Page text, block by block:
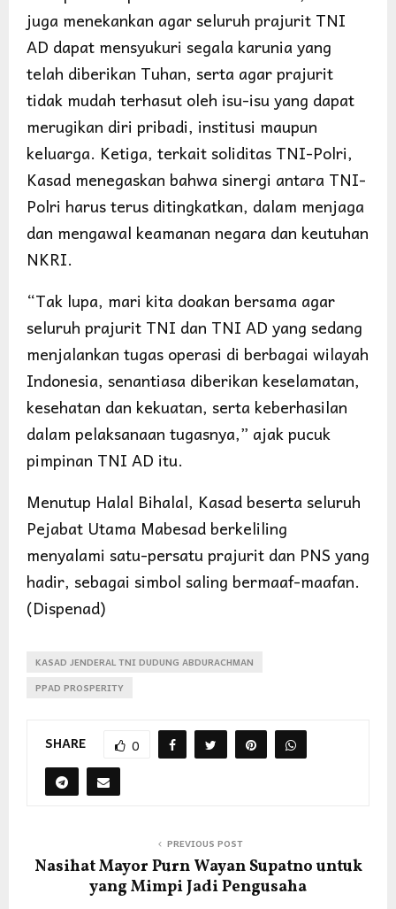
juga menekankan agar seluruh prajurit TNI
AD dapat mensyukuri segala karunia yang
telah diberikan Tuhan, serta agar prajurit
tidak mudah terhasut oleh isu-isu yang dapat
merugikan diri pribadi, institusi maupun
keluarga. Ketiga, terkait soliditas TNI-Polri,
Kasad menegaskan bahwa sinergi antara TNI-
Polri harus terus ditingkatkan, dalam menjaga
dan mengawal keamanan negara dan keutuhan
NKRI.
“Tak lupa, mari kita doakan bersama agar
seluruh prajurit TNI dan TNI AD yang sedang
menjalankan tugas operasi di berbagai wilayah
Indonesia, senantiasa diberikan keselamatan,
kesehatan dan kekuatan, serta keberhasilan
dalam pelaksanaan tugasnya,” ajak pucuk
pimpinan TNI AD itu.
Menutup Halal Bihalal, Kasad beserta seluruh
Pejabat Utama Mabesad berkeliling
menyalami satu-persatu prajurit dan PNS yang
hadir, sebagai simbol saling bermaaf-maafan.
(Dispenad)
KASAD JENDERAL TNI DUDUNG ABDURACHMAN
PPAD PROSPERITY
SHARE 0
PREVIOUS POST
Nasihat Mayor Purn Wayan Supatno untuk
yang Mimpi Jadi Pengusaha